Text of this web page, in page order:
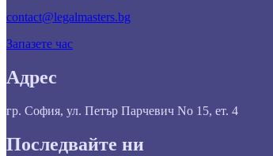
contact@legalmasters.bg
Запазете час
Адрес
гр. София, ул. Петър Парчевич No 15, ет. 4
Последвайте ни